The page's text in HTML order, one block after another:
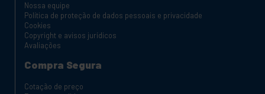
Nossa equipe
Política de proteção de dados pessoais e privacidade
Cookies
Copyright e avisos jurídicos
Avaliações
Compra Segura
Cotação de preço